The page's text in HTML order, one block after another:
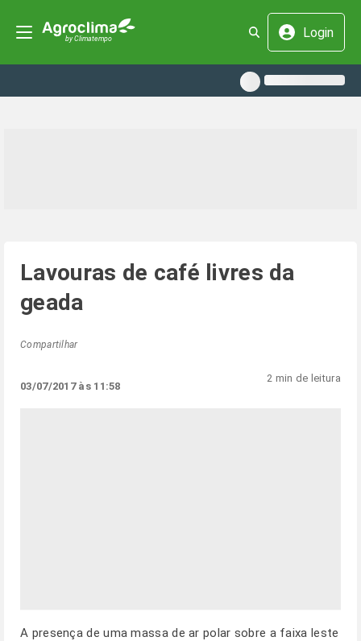
Login
Lavouras de café livres da
geada
Compartilhar
03/07/2017 às 11:58
2 min de leitura
A presença de uma massa de ar polar sobre a faixa leste